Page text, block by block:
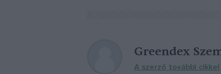
Greendex
A szerző további cikkei